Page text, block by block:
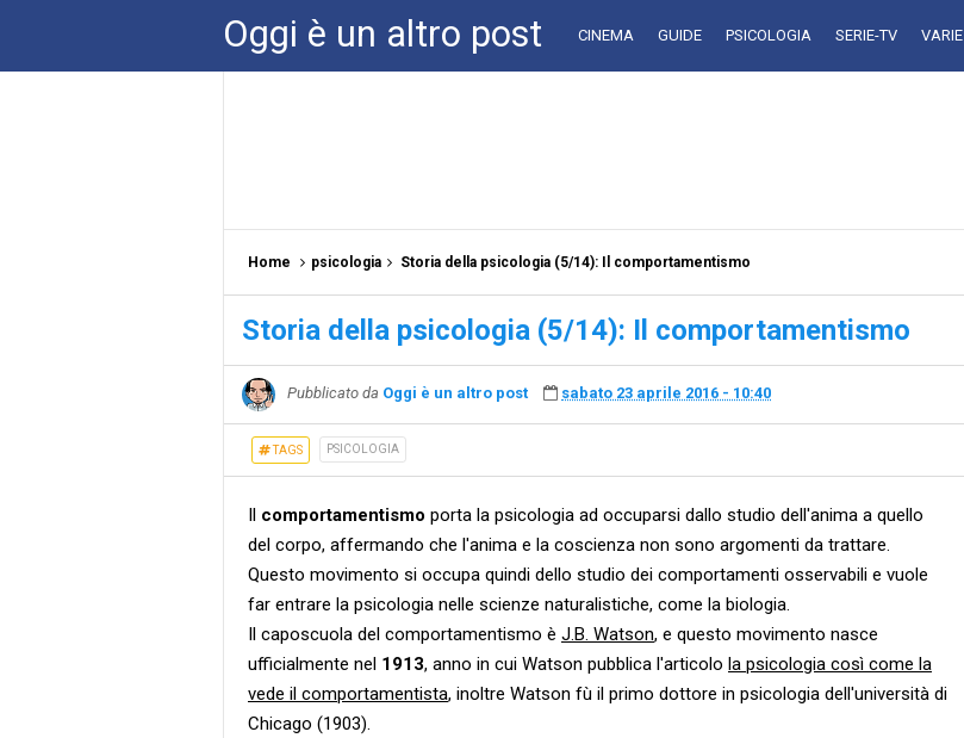
Oggi è un altro post CINEMA GUIDE PSICOLOGIA SERIE-TV VARIE
Home psicologia Storia della psicologia (5/14): Il comportamentismo
Storia della psicologia (5/14): Il comportamentismo
Pubblicato da Oggi è un altro post sabato 23 aprile 2016 - 10:40
TAGS PSICOLOGIA
Il comportamentismo porta la psicologia ad occuparsi dallo studio dell'anima a quello
del corpo, affermando che l'anima e la coscienza non sono argomenti da trattare.
Questo movimento si occupa quindi dello studio dei comportamenti osservabili e vuole
far entrare la psicologia nelle scienze naturalistiche, come la biologia.
Il caposcuola del comportamentismo è J.B. Watson, e questo movimento nasce
ufficialmente nel 1913, anno in cui Watson pubblica l'articolo la psicologia così come la
vede il comportamentista, inoltre Watson fù il primo dottore in psicologia dell'università di
Chicago (1903).